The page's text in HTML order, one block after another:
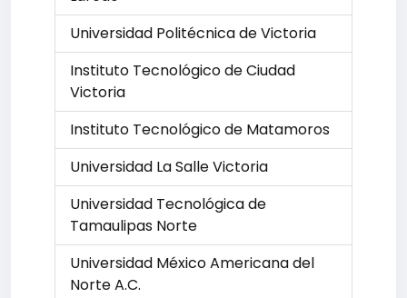
Universidad Politécnica de Victoria
Instituto Tecnológico de Ciudad
Victoria
Instituto Tecnológico de Matamoros
Universidad La Salle Victoria
Universidad Tecnológica de
Tamaulipas Norte
Universidad México Americana del
Norte A.C.